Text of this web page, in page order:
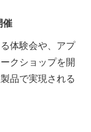
催
体験会や、アプ
クショップを開
品で実現される